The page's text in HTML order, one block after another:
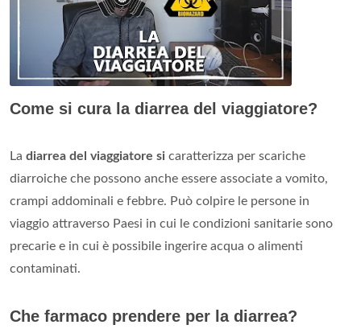
Come si cura la diarrea del viaggiatore?
La diarrea del viaggiatore si caratterizza per scariche
diarroiche che possono anche essere associate a vomito,
crampi addominali e febbre. Può colpire le persone in
viaggio attraverso Paesi in cui le condizioni sanitarie sono
precarie e in cui è possibile ingerire acqua o alimenti
contaminati.
Che farmaco prendere per la diarrea?